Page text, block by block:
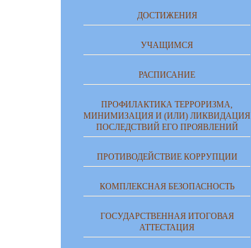
ДОСТИЖЕНИЯ
УЧАЩИМСЯ
РАСПИСАНИЕ
ПРОФИЛАКТИКА ТЕРРОРИЗМА,
МИНИМИЗАЦИЯ И (ИЛИ) ЛИКВИДАЦИЯ
ПОСЛЕДСТВИЙ ЕГО ПРОЯВЛЕНИЙ
ПРОТИВОДЕЙСТВИЕ КОРРУПЦИИ
КОМПЛЕКСНАЯ БЕЗОПАСНОСТЬ
ГОСУДАРСТВЕННАЯ ИТОГОВАЯ
АТТЕСТАЦИЯ